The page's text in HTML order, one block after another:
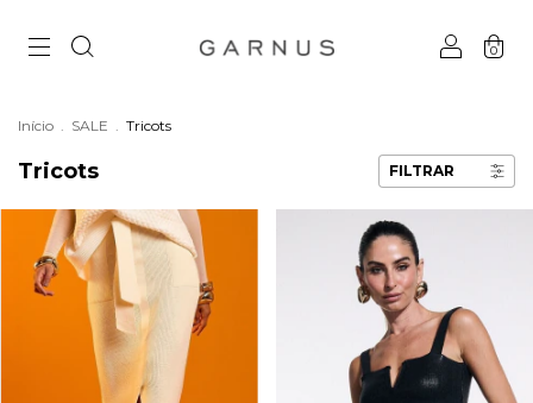
0
Início . SALE . Tricots
Tricots FILTRAR